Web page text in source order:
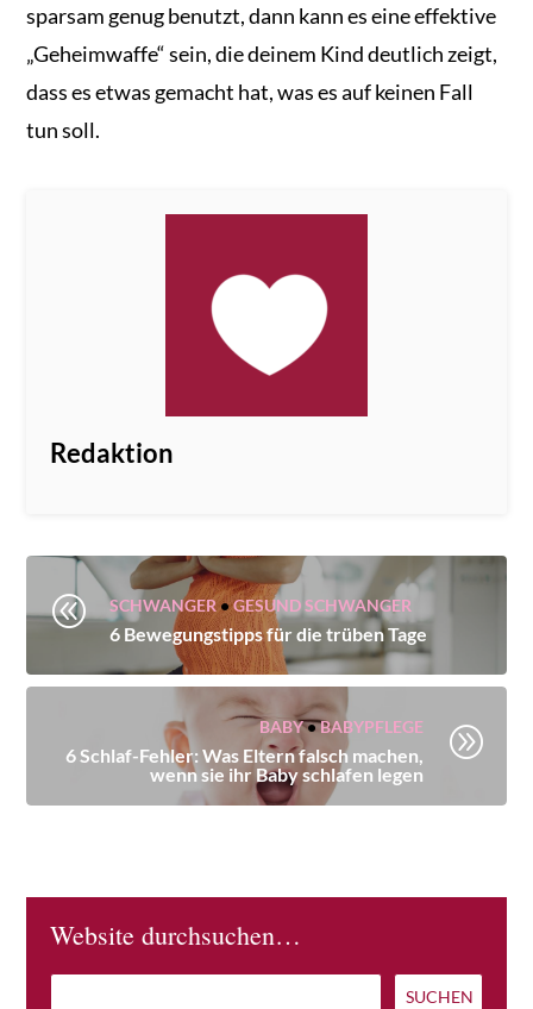
sparsam genug benutzt, dann kann es eine effektive
„Geheimwaffe“ sein, die deinem Kind deutlich zeigt,
dass es etwas gemacht hat, was es auf keinen Fall
tun soll.
Redaktion
@ SCHWANGER •GESUND SCHWANGER
6 Bewegungstipps für die trüben Tage
BABY•BABYPFLEGE
6 Schlaf-Fehler: Was Eltern falsch machen,
wenn sie ihr Baby schlafen legen
A
Website durchsuchen…